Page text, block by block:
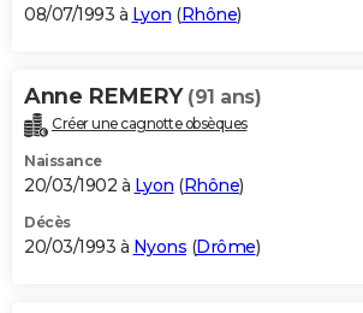
08/07/1993 à Lyon (Rhône)
Anne REMERY (91 ans)
Créer une cagnotte obsèques
Naissance
20/03/1902 à Lyon (Rhône)
Décès
20/03/1993 à Nyons (Drôme)